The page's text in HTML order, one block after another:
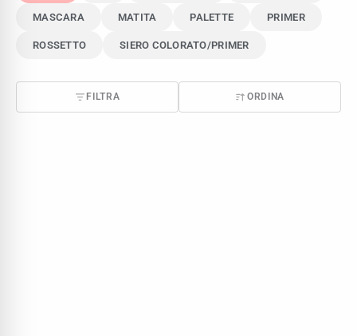
MASCARA MATITA PALETTE PRIMER
ROSSETTO SIERO COLORATO/PRIMER
FILTRA ORDINA